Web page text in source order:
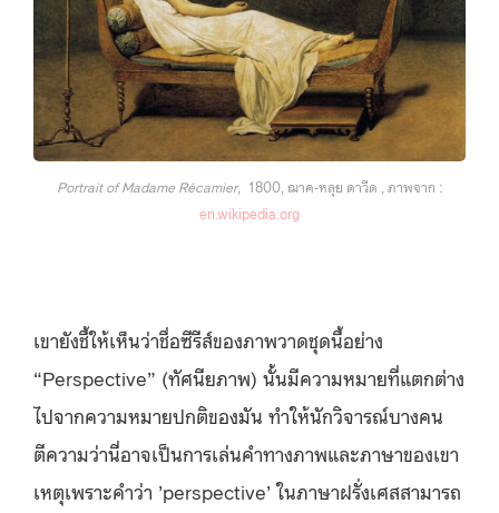
Portrait of Madame Récamier, 1800, ฌาค-หลุย ดาวีด , ภาพจาก :
en.wikipedia.org
เขายังชี้ให้เห็นว่าชื่อซีรีส์ของภาพวาดชุดนี้อย่าง
“Perspective” (ทัศนียภาพ) นั้นมีความหมายที่แตกต่าง
ไปจากความหมายปกติของมัน ทำให้นักวิจารณ์บางคน
ตีความว่านี่อาจเป็นการเล่นคำทางภาพและภาษาของเขา
เหตุเพราะคำว่า ’perspective’ ในภาษาฝรั่งเศสสามารถ